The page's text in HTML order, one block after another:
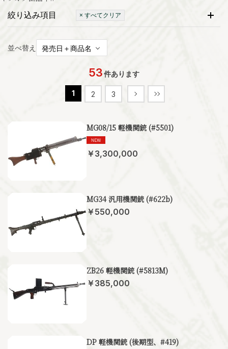
絞り込み項目 × すべてクリア
並べ替え
53件あります
1 2 3
MG08/15 軽機関銃 (#5501)
￥3,300,000
MG34 汎用機関銃 (#622b)
￥550,000
ZB26 軽機関銃 (#5813M)
￥385,000
DP 軽機関銃 (後期型、#419)